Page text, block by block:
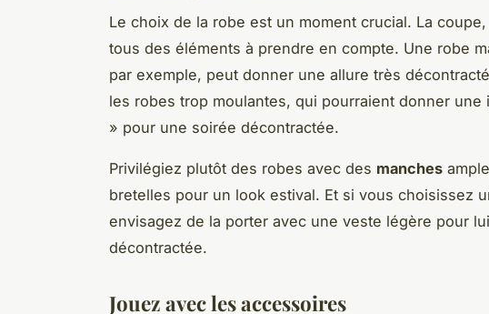
Le choix de la robe est un moment crucial. La
tous des éléments à prendre en compte. Une robe
par exemple, peut donner une allure très
les robes trop moulantes, qui pourraient donner une
» pour une soirée décontractée.
Privilégiez plutôt des robes avec des manches
bretelles pour un look estival. Et si vous choisissez
envisagez de la porter avec une veste légère pour
décontractée.
Jouez avec les accessoires